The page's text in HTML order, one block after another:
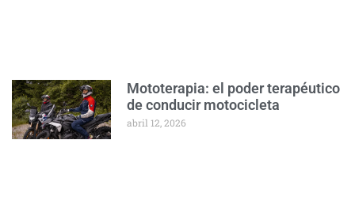
Mototerapia: el poder terapéutico
de conducir motocicleta
abril 12, 2026